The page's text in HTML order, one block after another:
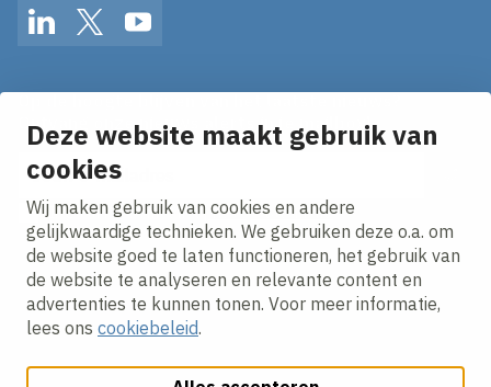
Deze website maakt gebruik van
cookies
Wij maken gebruik van cookies en andere
gelijkwaardige technieken. We gebruiken deze o.a. om
de website goed te laten functioneren, het gebruik van
de website te analyseren en relevante content en
advertenties te kunnen tonen. Voor meer informatie,
lees ons cookiebeleid.
LinkedInTwitterYouTube
Ontvang onze nieuws alerts in je mailbox!
E-mailadres
Ik ga akkoord met hetprivacy statement.